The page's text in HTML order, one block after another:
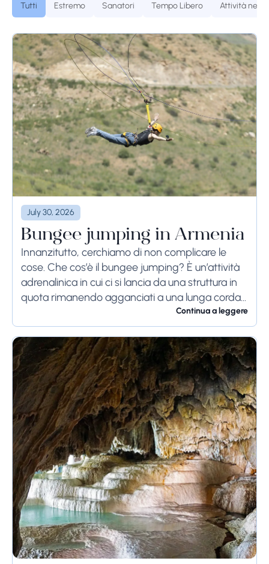
Tutti Estremo Sanatori Tempo Libero Attività nella
July 30, 2026
Bungee jumping in Armenia
Innanzitutto, cerchiamo di non complicare le
cose. Che cos’è il bungee jumping? È un’attività
adrenalinica in cui ci si lancia da una struttura in
quota rimanendo agganciati a una lunga corda
Continua a leggere